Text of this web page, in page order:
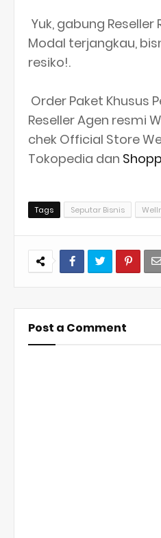
Yuk, gabung Reseller
Modal terjangkau,
resiko!.
Order Paket Khusus
Reseller Agen resmi
chek Official Store
Tokopedia dan
Tags Seputar Bisnis
Post a Comment